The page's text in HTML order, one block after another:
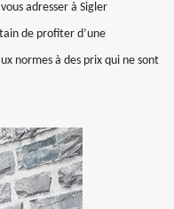
adresser à Sigler
de profiter d’une
normes à des prix qui ne sont